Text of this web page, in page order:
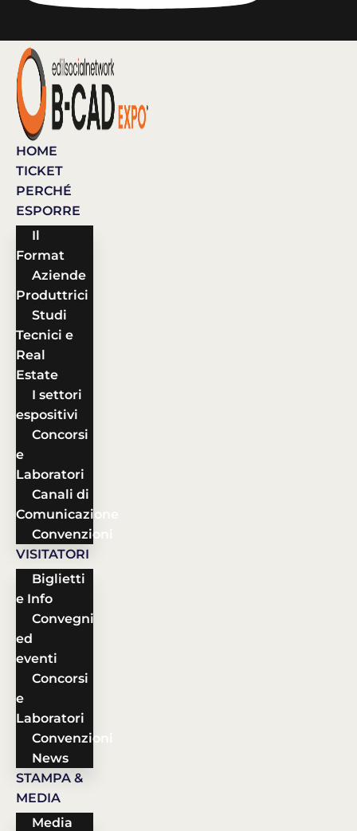
HOME
TICKET
PERCHÉ
ESPORRE
Il
Format
Aziende
Produttrici
Studi
Tecnici e
Real
Estate
I settori
espositivi
Concorsi
e
Laboratori
Canali di
Comunicazione
Convenzioni
VISITATORI
Biglietti
e Info
Convegni
ed
eventi
Concorsi
e
Laboratori
Convenzioni
News
STAMPA &
MEDIA
Media